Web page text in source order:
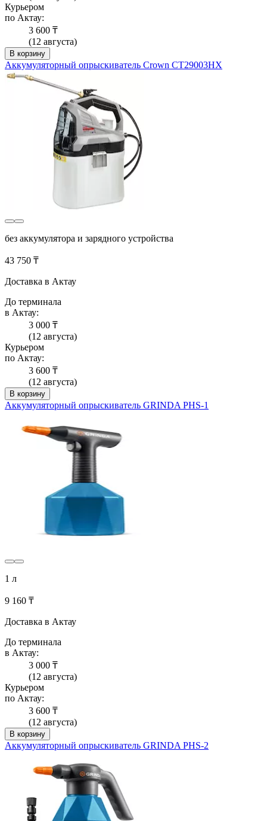
Курьером
по Актау:
3 600 ₸
(12 августа)
В корзину
Аккумуляторный опрыскиватель Crown CT29003HX
без аккумулятора и зарядного устройства
43 750 ₸
Доставка в Актау
До терминала
в Актау:
3 000 ₸
(12 августа)
Курьером
по Актау:
3 600 ₸
(12 августа)
В корзину
Аккумуляторный опрыскиватель GRINDA PHS-1
1 л
9 160 ₸
Доставка в Актау
До терминала
в Актау:
3 000 ₸
(12 августа)
Курьером
по Актау:
3 600 ₸
(12 августа)
В корзину
Аккумуляторный опрыскиватель GRINDA PHS-2